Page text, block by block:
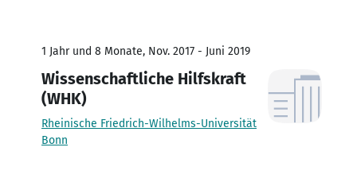
1 Jahr und 8 Monate, Nov. 2017 - Juni 2019
Wissenschaftliche Hilfskraft
(WHK)
Rheinische Friedrich-Wilhelms-Universität
Bonn